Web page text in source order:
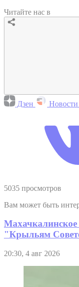
Читайте нас в
Дзен Новости
5035 просмотров
Вам может быть
"Крыльям
20:30, 4 авг 2026